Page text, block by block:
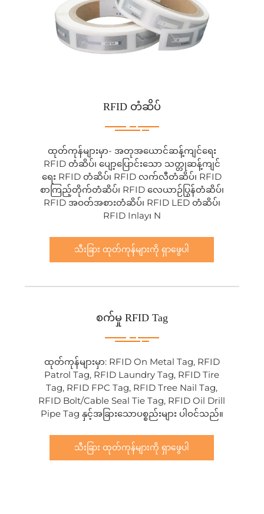
RFID တံဆိပ်
ထုတ်ကုန်များမှာ- အတုအယောင်ဆန့်ကျင်ရေး
RFID တံဆိပ်၊ ပျော့ပြောင်းသော သတ္တုဆန့်ကျင်
ရေး RFID တံဆိပ်၊ RFID လက်လီတံဆိပ်၊ RFID
စာကြည့်တိုက်တံဆိပ်၊ RFID လေယာဉ်ပြွန်တံဆိပ်၊
RFID အဝတ်အစားတံဆိပ်၊ RFID LED တံဆိပ်၊
RFID Inlay၊ N
သီးခြား ထုတ်ကုန်များကို ရှာဖွေပါ
စက်မှု RFID Tag
ထုတ်ကုန်များမှာ: RFID On Metal Tag, RFID
Patrol Tag, RFID Laundry Tag, RFID Tire
Tag, RFID FPC Tag, RFID Tree Nail Tag,
RFID Bolt/Cable Seal Tie Tag, RFID Oil Drill
Pipe Tag နှင့်အခြားသောပစ္စည်းများ ပါဝင်သည်။
သီးခြား ထုတ်ကုန်များကို ရှာဖွေပါ